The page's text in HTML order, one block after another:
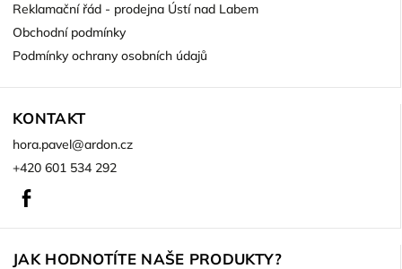
Reklamační řád - prodejna Ústí nad Labem
Obchodní podmínky
Podmínky ochrany osobních údajů
KONTAKT
hora.pavel@ardon.cz
+420 601 534 292
JAK HODNOTÍTE NAŠE PRODUKTY?